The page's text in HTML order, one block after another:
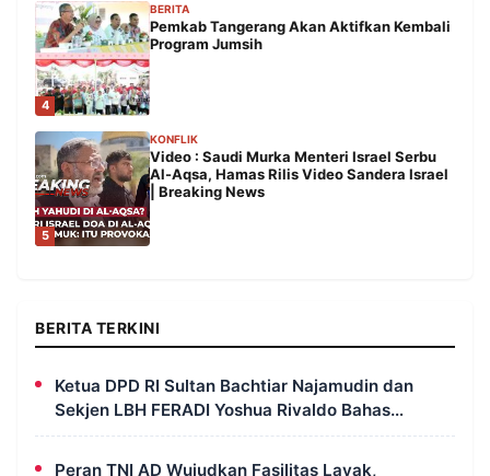
4
BERITA
Pemkab Tangerang Akan Aktifkan Kembali
Program Jumsih
5
KONFLIK
Video : Saudi Murka Menteri Israel Serbu
Al-Aqsa, Hamas Rilis Video Sandera Israel
| Breaking News
BERITA TERKINI
Ketua DPD RI Sultan Bachtiar Najamudin dan
Sekjen LBH FERADI Yoshua Rivaldo Bahas
Geopolitik dan Supremasi Hukum
Peran TNI AD Wujudkan Fasilitas Layak,